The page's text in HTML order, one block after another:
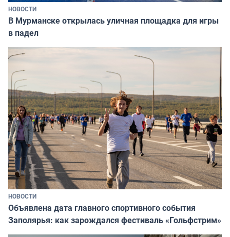
НОВОСТИ
В Мурманске открылась уличная площадка для игры
в падел
НОВОСТИ
Объявлена дата главного спортивного события
Заполярья: как зарождался фестиваль «Гольфстрим»